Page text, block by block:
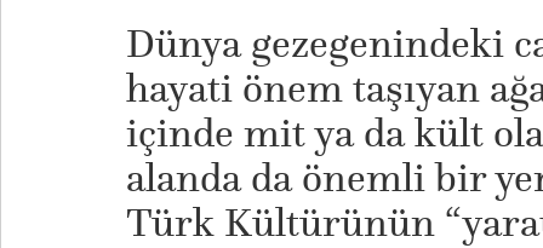
Dünya gezegenindeki
hayati önem taşıyan
içinde mit ya da kült
alanda da önemli bir
Türk Kültürünün